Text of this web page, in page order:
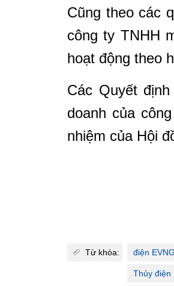
Cũng theo các
công ty TNHH
hoạt động theo
Các Quyết
doanh của
nhiệm của Hội
Từ khóa: điện
Thủy điện